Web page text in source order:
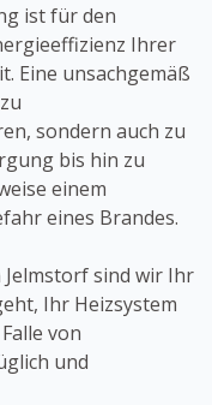
ist für den
Ihrer
Eine unsachgemäß
sondern auch zu
bis hin zu
einem
eines Brandes.
sind wir Ihr
Ihr Heizsystem
von
und